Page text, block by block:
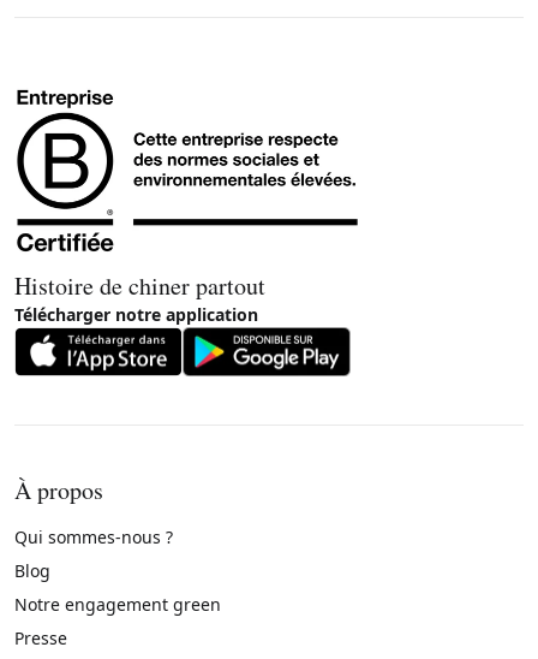
Histoire de chiner partout
Télécharger notre application
À propos
Qui sommes-nous ?
Blog
Notre engagement green
Presse